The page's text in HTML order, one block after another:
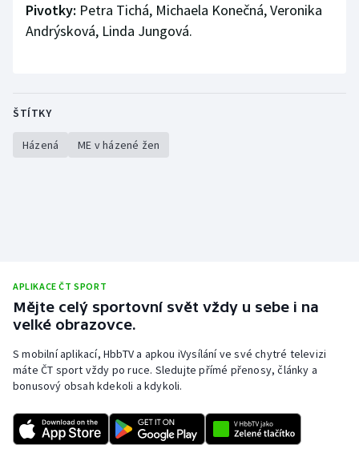
Pivotky: Petra Tichá, Michaela Konečná, Veronika
Andrýsková, Linda Jungová.
ŠTÍTKY
Házená ME v házené žen
APLIKACE ČT SPORT
Mějte celý sportovní svět vždy u sebe i na
velké obrazovce.
S mobilní aplikací, HbbTV a apkou iVysílání ve své chytré televizi
máte ČT sport vždy po ruce. Sledujte přímé přenosy, články a
bonusový obsah kdekoli a kdykoli.